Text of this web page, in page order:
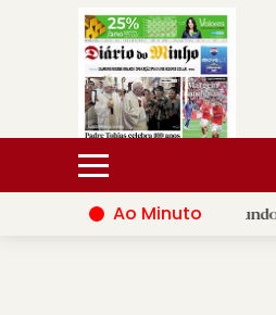
Ao Minuto
e à inovação do mundo da moda |